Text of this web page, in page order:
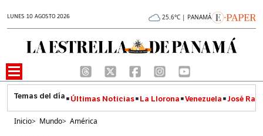
LUNES 10 AGOSTO 2026 25.6°C | PANAMÁ
Últimas Noticias La Llorona Venezuela José
Inicio> Mundo> América